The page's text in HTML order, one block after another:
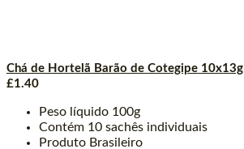
Chá de Hortelã Barão de Cotegipe 10x13g
£1.40
Peso líquido 100g
Contém 10 sachês individuais
Produto Brasileiro